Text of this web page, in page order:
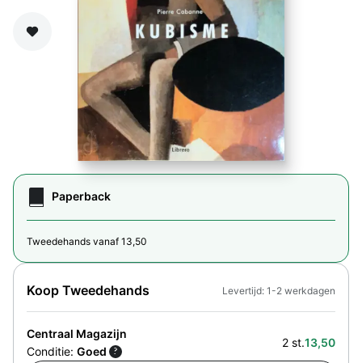
Paperback
Tweedehands vanaf 13,50
Koop Tweedehands
Centraal Magazijn
Conditie: Goed ?
2 st.13,50
Levertijd: 1-2 werkdagen